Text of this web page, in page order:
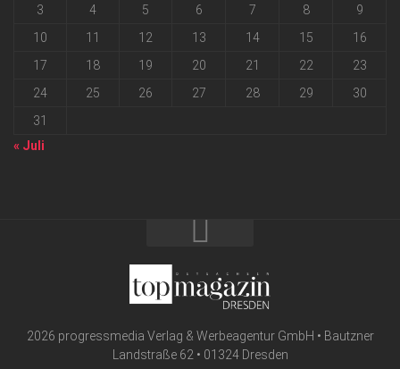
3
4 5 6 7 8
9
10
11 12 13 14 15
16
17
18 19 20 21 22
23
24
25 26 27 28 29
30
31
« Juli
2026 progressmedia Verlag & Werbeagentur GmbH • Bautzner
Landstraße 62 • 01324 Dresden